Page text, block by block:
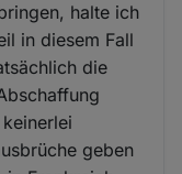
halte ich
in diesem Fall
die
geben